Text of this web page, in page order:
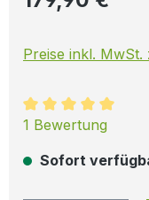
Preise inkl. MwSt.
Durchschnittliche
1 Bewertung
Sofort